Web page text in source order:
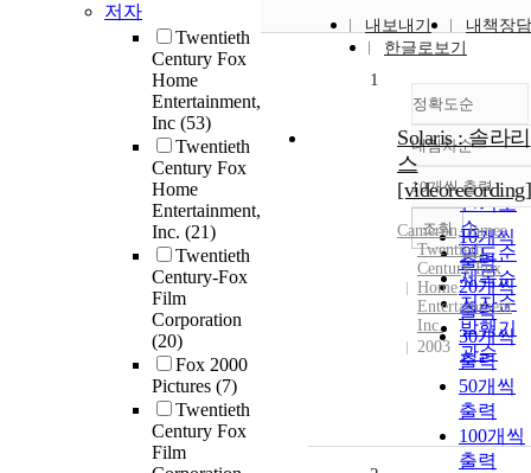
저자
Twentieth
Century Fox
Home
Entertainment,
Inc (53)
Twentieth
Century Fox
Home
Entertainment,
Inc. (21)
Twentieth
Century-Fox
Film
Corporation
(20)
Fox 2000
Pictures (7)
Twentieth
Century Fox
Film
내보내기
내책장
한글로보기
정확도순
정확도
순
인기도
순
연도순
제목순
저자순
발행기
관순
내림차순
내림차
10개씩 출력
10개씩
출력
20개씩
출력
30개씩
출력
50개씩
출력
100개씩
출력
조회
1
Solaris : 솔라리
스
[videorecording]
Cameron, James
Twentieth
Century Fox
Home
Entertainment
Inc.
2003